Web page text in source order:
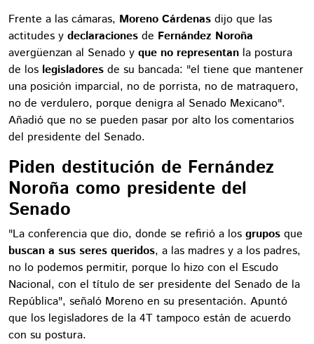
Frente a las cámaras, Moreno Cárdenas dijo que las
actitudes y declaraciones de Fernández Noroña
avergüenzan al Senado y que no representan la postura
de los legisladores de su bancada: "el tiene que mantener
una posición imparcial, no de porrista, no de matraquero,
no de verdulero, porque denigra al Senado Mexicano".
Añadió que no se pueden pasar por alto los comentarios
del presidente del Senado.
Piden destitución de Fernández
Noroña como presidente del
Senado
"La conferencia que dio, donde se refirió a los grupos que
buscan a sus seres queridos, a las madres y a los padres,
no lo podemos permitir, porque lo hizo con el Escudo
Nacional, con el título de ser presidente del Senado de la
República", señaló Moreno en su presentación. Apuntó
que los legisladores de la 4T tampoco están de acuerdo
con su postura.